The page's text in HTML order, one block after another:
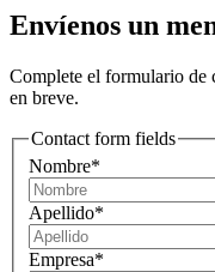
Envíenos un
Complete el formulario de
en breve.
Contact form fields
Nombre*
Apellido*
Empresa*